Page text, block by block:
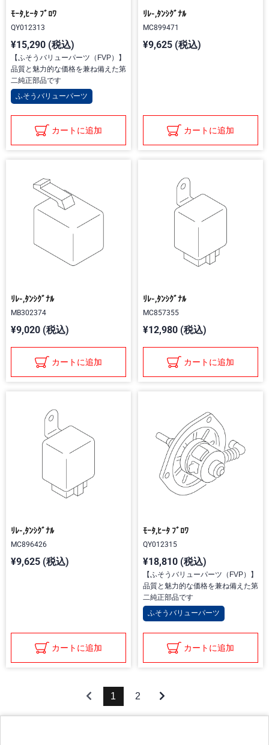
ﾓｰﾀ,ﾋｰﾀ ﾌﾞﾛﾜ
QY012313
¥15,290 (税込)
【ふそうバリューパーツ（FVP）】
品質と魅力的な価格を兼ね備えた第
二純正部品です
ふそうバリューパーツ
カートに追加
ﾘﾚ-,ﾀﾝｼｸﾞﾅﾙ
MC899471
¥9,625 (税込)
カートに追加
ﾘﾚ-,ﾀﾝｼｸﾞﾅﾙ
MB302374
¥9,020 (税込)
カートに追加
ﾘﾚ-,ﾀﾝｼｸﾞﾅﾙ
MC857355
¥12,980 (税込)
カートに追加
ﾘﾚ-,ﾀﾝｼｸﾞﾅﾙ
MC896426
¥9,625 (税込)
カートに追加
ﾓｰﾀ,ﾋｰﾀ ﾌﾞﾛﾜ
QY012315
¥18,810 (税込)
【ふそうバリューパーツ（FVP）】
品質と魅力的な価格を兼ね備えた第
二純正部品です
ふそうバリューパーツ
カートに追加
1 2